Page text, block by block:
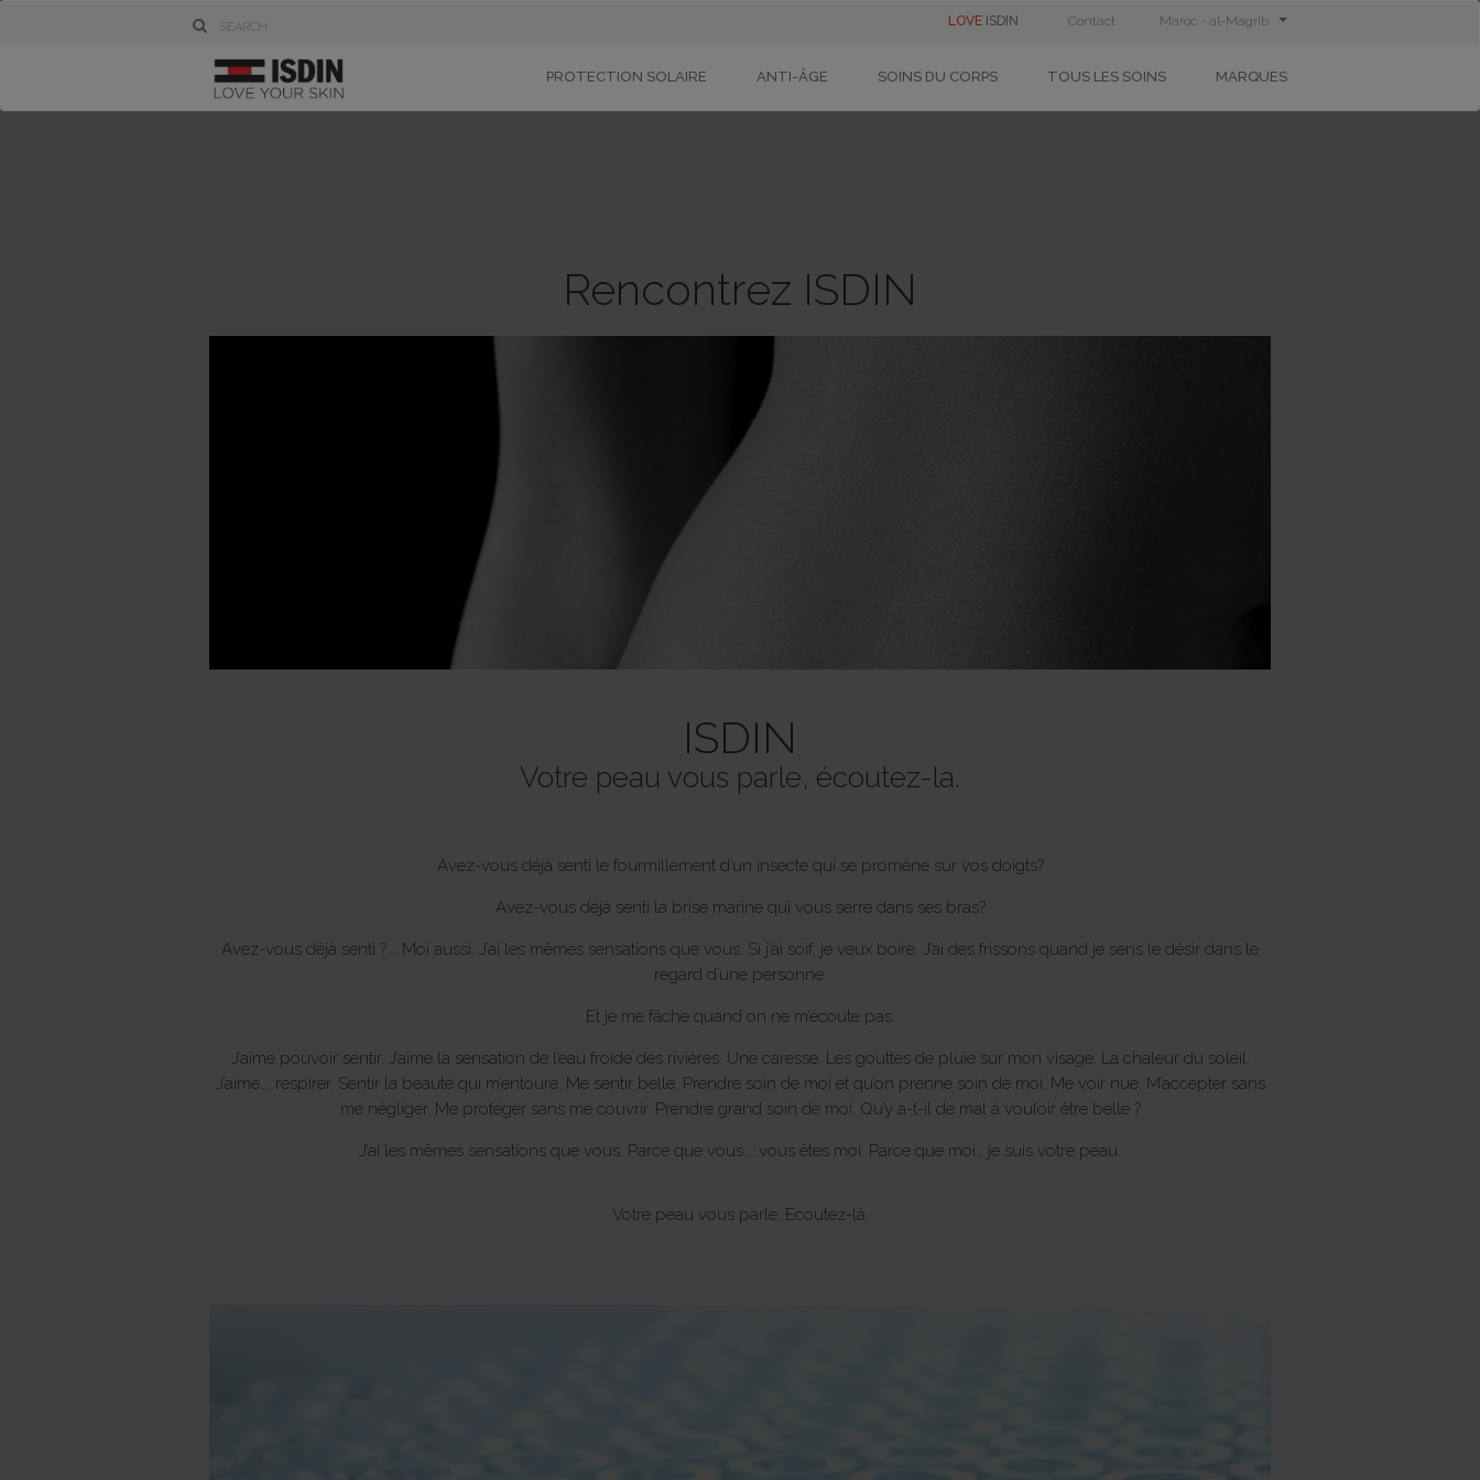
LOVEISDIN Contact Maroc - al-Magrib
PROTECTION SOLAIRE ANTI-ÂGE SOINS DU CORPS TOUS LES SOINS MARQUES
Rencontrez ISDIN
ISDIN
Votre peau vous parle, écoutez-la.
Avez-vous déjà senti le fourmillement d’un insecte qui se promène sur vos doigts?
Avez-vous déjà senti la brise marine qui vous serre dans ses bras?
Avez-vous déjà senti ?…. Moi aussi. J’ai les mêmes sensations que vous. Si j’ai soif, je veux boire. J’ai des frissons quand je sens le désir dans le
regard d’une personne.
Et je me fâche quand on ne m’écoute pas.
J’aime pouvoir sentir. J’aime la sensation de l’eau froide des rivières. Une caresse. Les gouttes de pluie sur mon visage. La chaleur du soleil.
J’aime…. respirer. Sentir la beauté qui m’entoure. Me sentir belle. Prendre soin de moi et qu’on prenne soin de moi. Me voir nue. M’accepter sans
me négliger. Me protéger sans me couvrir. Prendre grand soin de moi. Qu’y a-t-il de mal à vouloir être belle ?
J’ai les mêmes sensations que vous. Parce que vous…. vous êtes moi. Parce que moi… je suis votre peau.
Votre peau vous parle. Ecoutez-là.